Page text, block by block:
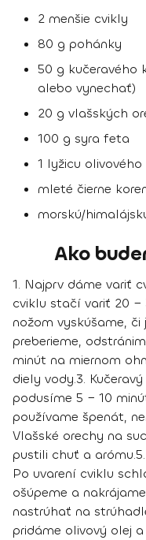
2 menšie cvikly
80 g pohánky
50 g kučeravého
alebo vynechať)
20 g vlašských
100 g syra feta
1 lyžicu olivového
mleté čierne
morskú/
Ako
1. Najprv dáme variť
cviklu stačí variť 20
nožom vyskúšame, či
preberieme,
minút na miernom
diely vody.3.
podusíme 5 − 10
používame špenát,
Vlašské orechy na
pustili chuť a arómu.
Po uvarení cviklu
ošúpeme a
nastrúhať na
pridáme olivový olej